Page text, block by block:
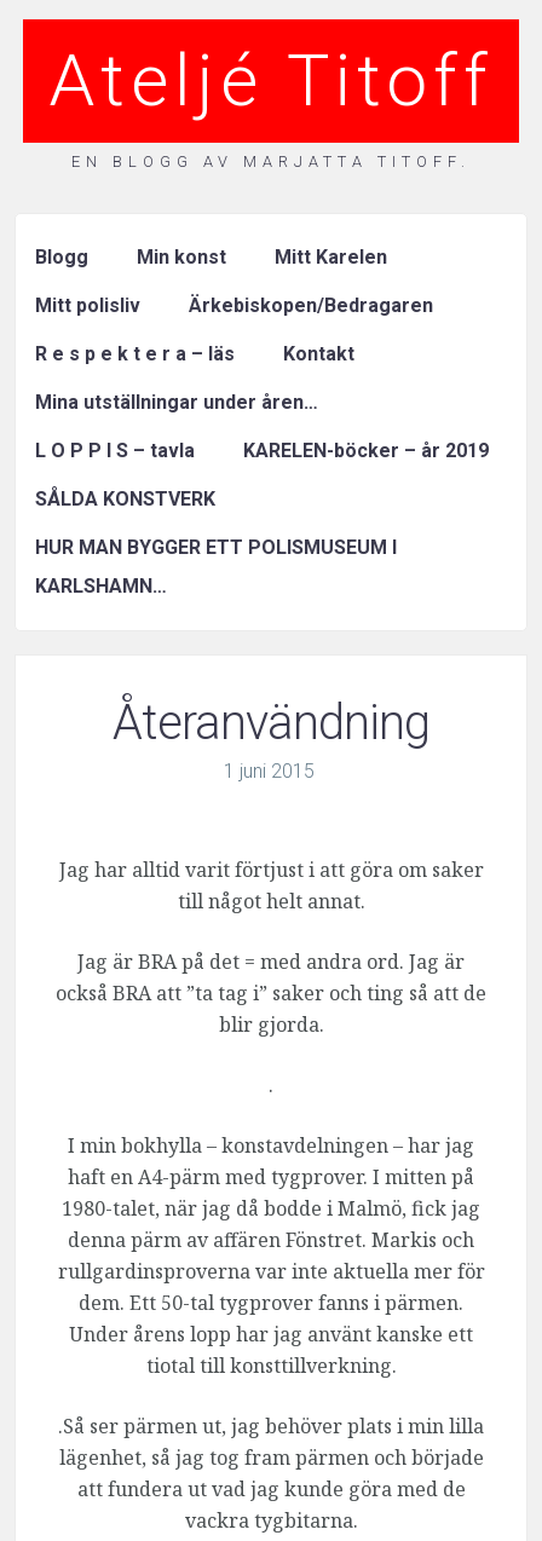
Ateljé Titoff
EN BLOGG AV MARJATTA TITOFF.
Blogg Min konst Mitt Karelen
Mitt polisliv Ärkebiskopen/Bedragaren
R e s p e k t e r a – läs Kontakt
Mina utställningar under åren…
L O P P I S – tavla KARELEN-böcker – år 2019
SÅLDA KONSTVERK
HUR MAN BYGGER ETT POLISMUSEUM I
KARLSHAMN…
Återanvändning
1 juni 2015
Jag har alltid varit förtjust i att göra om saker
till något helt annat.
Jag är BRA på det = med andra ord. Jag är
också BRA att ”ta tag i” saker och ting så att de
blir gjorda.
.
I min bokhylla – konstavdelningen – har jag
haft en A4-pärm med tygprover. I mitten på
1980-talet, när jag då bodde i Malmö, fick jag
denna pärm av affären Fönstret. Markis och
rullgardinsproverna var inte aktuella mer för
dem. Ett 50-tal tygprover fanns i pärmen.
Under årens lopp har jag använt kanske ett
tiotal till konsttillverkning.
.Så ser pärmen ut, jag behöver plats i min lilla
lägenhet, så jag tog fram pärmen och började
att fundera ut vad jag kunde göra med de
vackra tygbitarna.